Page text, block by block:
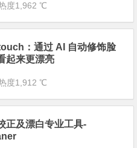
度1,962 ℃
：通过 AI 自动修饰脸
起来更漂亮
度1,912 ℃
正及漂白专业工具-